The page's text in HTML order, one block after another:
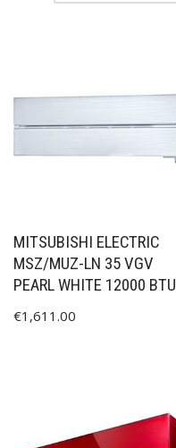
MITSUBISHI ELECTRIC
MSZ/MUZ-LN 35 VGV
PEARL WHITE 12000 BTU
€1,611.00